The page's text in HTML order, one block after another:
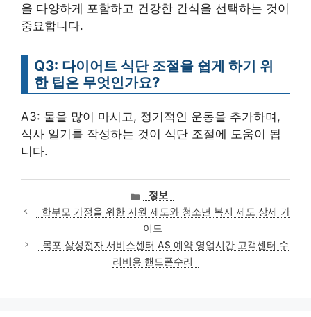
을 다양하게 포함하고 건강한 간식을 선택하는 것이
중요합니다.
Q3: 다이어트 식단 조절을 쉽게 하기 위
한 팁은 무엇인가요?
A3: 물을 많이 마시고, 정기적인 운동을 추가하며,
식사 일기를 작성하는 것이 식단 조절에 도움이 됩
니다.
카
테
고
리
정보
한부모 가정을 위한 지원 제도와 청소년 복지 제도 상세 가
이드
목포 삼성전자 서비스센터 AS 예약 영업시간 고객센터 수
리비용 핸드폰수리